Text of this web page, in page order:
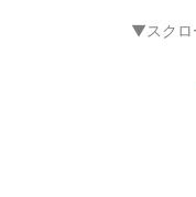
▼スクロ